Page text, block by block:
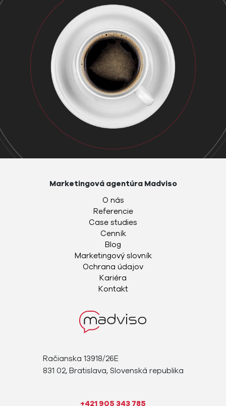
Račianska 13918/26E
831 02, Bratislava, Slovenská republika
+421 905 343 785
Marketingová agentúra Madviso
O nás
Referencie
Case studies
Cenník
Blog
Marketingový slovník
Ochrana údajov
Kariéra
Kontakt